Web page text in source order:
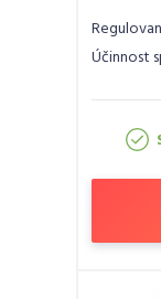
Účinnost